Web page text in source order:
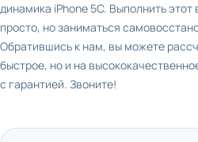
динамика iPhone 5C. Выполнить
просто, но заниматься
Обратившись к нам, вы можете
быстрое, но и на
с гарантией. Звоните!